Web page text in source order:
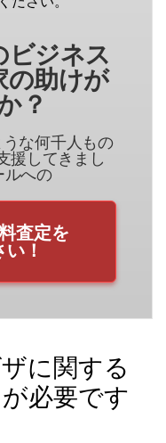
ビジネス
の助けが
？
な何千人もの
援してきまし
ルへの
査定を
！
に関する
必要です